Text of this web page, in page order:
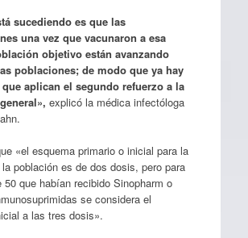
sucediendo es que las
una vez que vacunaron a esa
objetivo están avanzando
poblaciones; de modo que ya hay
aplican el segundo refuerzo a la
explicó la médica infectóloga
«el esquema primario o inicial para la
población es de dos dosis, pero para
50 que habían recibido Sinopharm o
se considera el
a las tres dosis».